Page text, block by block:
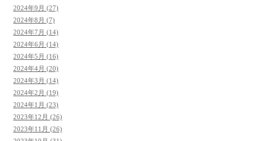
2024年9月 (27)
2024年8月 (7)
2024年7月 (14)
2024年6月 (14)
2024年5月 (16)
2024年4月 (20)
2024年3月 (14)
2024年2月 (19)
2024年1月 (23)
2023年12月 (26)
2023年11月 (26)